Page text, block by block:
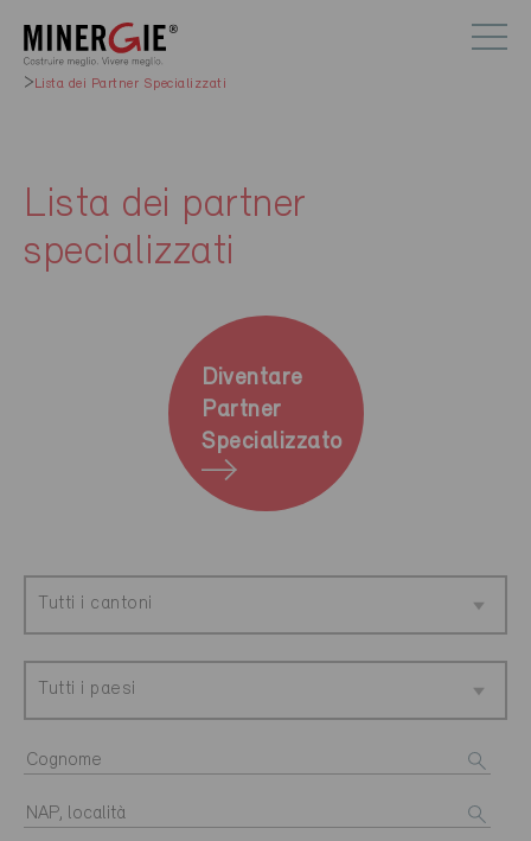
Lista dei Partner Specializzati
Lista dei partner
specializzati
Diventare
Partner
Specializzato
Tutti i cantoni
Tutti i paesi